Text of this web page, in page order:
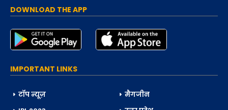
DOWNLOAD THE APP
IMPORTANT LINKS
टॉप न्यूज़
मैगजीन